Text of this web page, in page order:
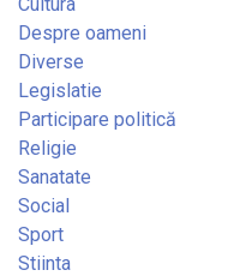
Despre oameni
Diverse
Legislatie
Participare politică
Religie
Sanatate
Social
Sport
Stiinta